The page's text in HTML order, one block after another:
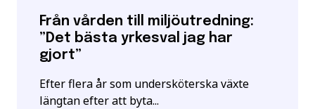
Från vården till miljöutredning:
”Det bästa yrkesval jag har
gjort”
Efter flera år som undersköterska växte
längtan efter att byta...